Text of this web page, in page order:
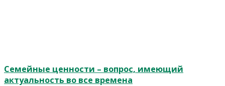
Семейные ценности – вопрос, имеющий
актуальность во все времена